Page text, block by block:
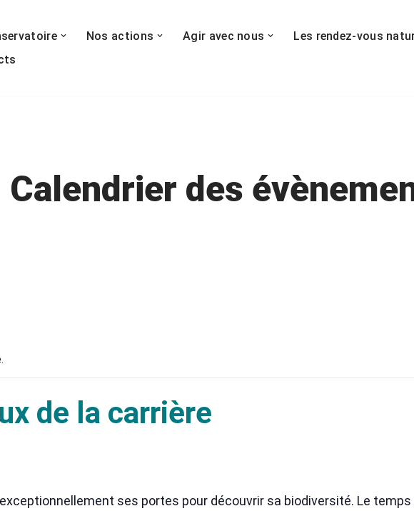
Nos actions Agir avec nous Les rendez-vous
Calendrier des
de la carrière
ses portes pour découvrir sa biodiversité. Le temps